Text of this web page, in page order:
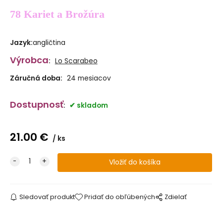
78 Kariet a Brožúra
Jazyk:angličtina
Výrobca: Lo Scarabeo
Záručná doba: 24 mesiacov
Dostupnosť: skladom
21.00 € ks
Sledovať produkt Pridať do obľúbených Zdielať